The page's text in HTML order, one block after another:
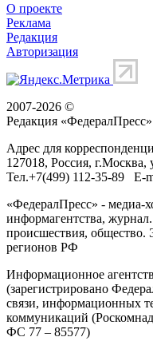
О проекте
Реклама
Редакция
Авторизация
2007-2026 ©
Редакция «ФедералПресс»
Адрес для
127018, Россия, г.Москва,
Тел.+7(499) 112-35-89 E-
«ФедералПресс» - медиа-
информагентства,
происшествия, общество.
регионов РФ
Информационное
(зарегистрировано
связи, информационных
коммуникаций
ФС 77 – 85577)